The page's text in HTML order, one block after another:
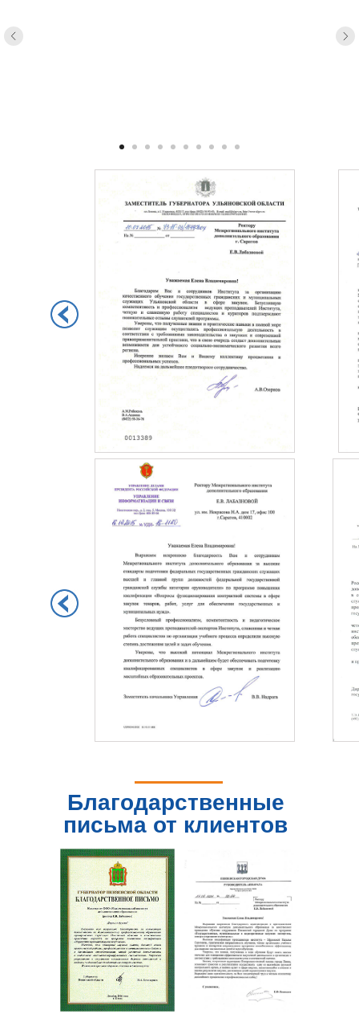
Благодарственные
письма от клиентов